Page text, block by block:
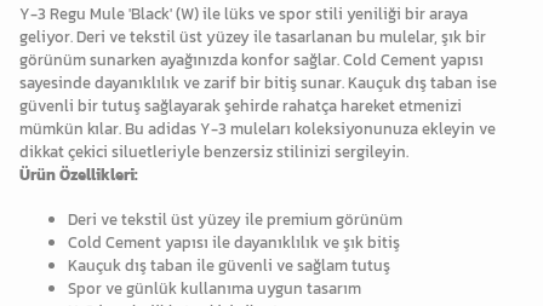
Y-3 Regu Mule 'Black' (W) ile lüks ve spor stili yeniliği bir araya
geliyor. Deri ve tekstil üst yüzey ile tasarlanan bu mulelar, şık bir
görünüm sunarken ayağınızda konfor sağlar. Cold Cement yapısı
sayesinde dayanıklılık ve zarif bir bitiş sunar. Kauçuk dış taban ise
güvenli bir tutuş sağlayarak şehirde rahatça hareket etmenizi
mümkün kılar. Bu adidas Y-3 muleları koleksiyonunuza ekleyin ve
dikkat çekici siluetleriyle benzersiz stilinizi sergileyin.
Ürün Özellikleri:
Deri ve tekstil üst yüzey ile premium görünüm
Cold Cement yapısı ile dayanıklılık ve şık bitiş
Kauçuk dış taban ile güvenli ve sağlam tutuş
Spor ve günlük kullanıma uygun tasarım